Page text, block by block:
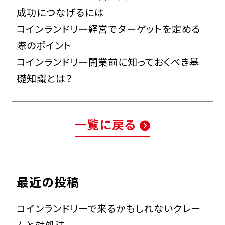
成功につなげるには
コインランドリー経営でターゲットを定める
際のポイント
コインランドリー開業前に知っておくべき基
礎知識とは？
一覧に戻る
最近の投稿
コインランドリーで来るかもしれないクレー